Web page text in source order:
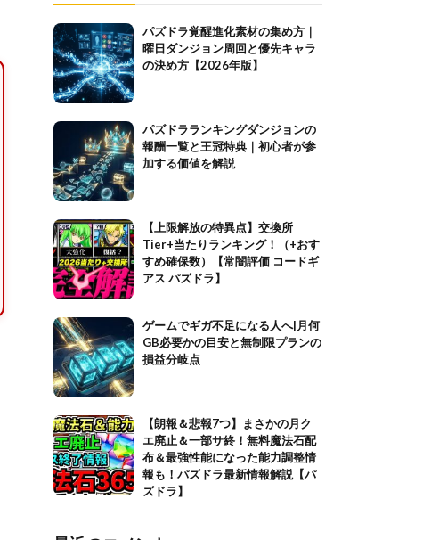
パズドラ覚醒進化素材の集め方｜
曜日ダンジョン周回と優先キャラ
の決め方【2026年版】
パズドラランキングダンジョンの
報酬一覧と王冠特典｜初心者が参
加する価値を解説
【上限解放の特異点】交換所
Tier+当たりランキング！（+おす
すめ確保数）【常闇評価 コードギ
アス パズドラ】
ゲームでギガ不足になる人へ|月何
GB必要かの目安と無制限プランの
損益分岐点
【朗報＆悲報7つ】まさかの月ク
エ廃止＆一部サ終！無料魔法石配
布＆最強性能になった能力調整情
報も！パズドラ最新情報解説【パ
ズドラ】